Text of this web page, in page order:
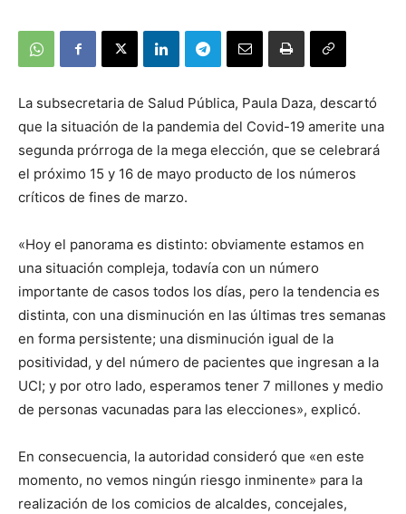
La subsecretaria de Salud Pública, Paula Daza, descartó
que la situación de la pandemia del Covid-19 amerite una
segunda prórroga de la mega elección, que se celebrará
el próximo 15 y 16 de mayo producto de los números
críticos de fines de marzo.
«Hoy el panorama es distinto: obviamente estamos en
una situación compleja, todavía con un número
importante de casos todos los días, pero la tendencia es
distinta, con una disminución en las últimas tres semanas
en forma persistente; una disminución igual de la
positividad, y del número de pacientes que ingresan a la
UCI; y por otro lado, esperamos tener 7 millones y medio
de personas vacunadas para las elecciones», explicó.
En consecuencia, la autoridad consideró que «en este
momento, no vemos ningún riesgo inminente» para la
realización de los comicios de alcaldes, concejales,